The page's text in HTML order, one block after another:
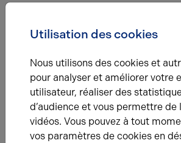
Régime fiscalTVA
de l'acquéreur
Conditions particulières à la vente
charges communes à confirmer
Étage Type
Utilisation des cookies
Nous utilisons des cookies et
pour analyser et améliorer votre
utilisateur, réaliser des
d’audience et vous permettre de
vidéos. Vous pouvez à tout
vos paramètres de cookies en